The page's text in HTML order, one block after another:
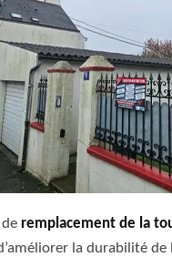
remplacement de la
la durabilité de